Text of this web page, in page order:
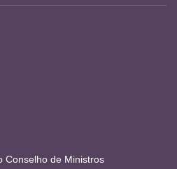
Conselho de Ministros